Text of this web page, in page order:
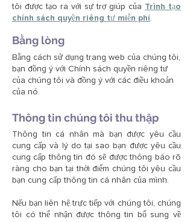
tôi được tạo ra với sự trợ giúp của Trình tạo
chính sách quyền riêng tư miễn phí.
Bằng lòng
Bằng cách sử dụng trang web của chúng tôi,
bạn đồng ý với Chính sách quyền riêng tư
của chúng tôi và đồng ý với các điều khoản
của nó.
Thông tin chúng tôi thu thập
Thông tin cá nhân mà bạn được yêu cầu
cung cấp và lý do tại sao bạn được yêu cầu
cung cấp thông tin đó sẽ được thông báo rõ
ràng cho bạn tại thời điểm chúng tôi yêu cầu
bạn cung cấp thông tin cá nhân của mình.
Nếu bạn liên hệ trực tiếp với chúng tôi, chúng
tôi có thể nhận được thông tin bổ sung về